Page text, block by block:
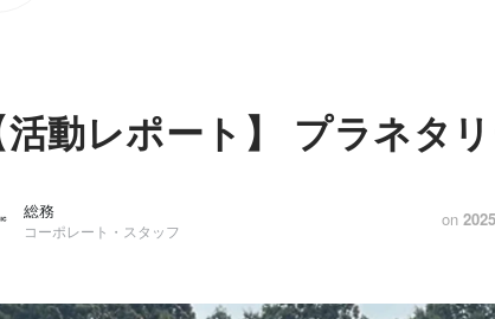
活動レポート】 プラネタ
総務
コーポレート・スタッフ
on